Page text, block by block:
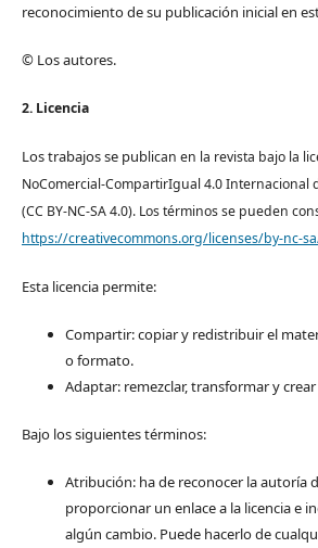
reconocimiento de su publicación inicial en
© Los autores.
2. Licencia
Los trabajos se publican en la revista bajo la
NoComercial-CompartirIgual 4.0 Internacional
(CC BY-NC-SA 4.0). Los términos se pueden
https://creativecommons.org/licenses/by-nc-
Esta licencia permite:
Compartir: copiar y redistribuir el
o formato.
Adaptar: remezclar, transformar y
Bajo los siguientes términos:
Atribución: ha de reconocer la autoría
proporcionar un enlace a la licencia e
algún cambio. Puede hacerlo de